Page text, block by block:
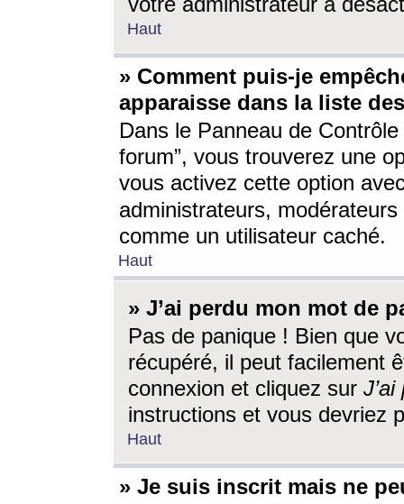
Haut
» Comment puis-je
apparaisse dans la liste
Dans le Panneau de
forum”, vous trouverez une
vous activez cette option
administrateurs,
comme un utilisateur caché.
Haut
» J’ai perdu mon mot de
Pas de panique ! Bien que
récupéré, il peut facilement
connexion et cliquez sur
instructions et vous devriez
Haut
» Je suis inscrit mais ne